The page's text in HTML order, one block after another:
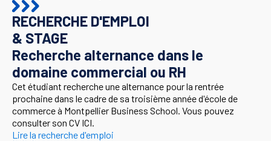
RECHERCHE D'EMPLOI
& STAGE
Recherche alternance dans le
domaine commercial ou RH
Cet étudiant recherche une alternance pour la rentrée
prochaine dans le cadre de sa troisième année d'école de
commerce à Montpellier Business School. Vous pouvez
consulter son CV ICI.
Lire la recherche d'emploi